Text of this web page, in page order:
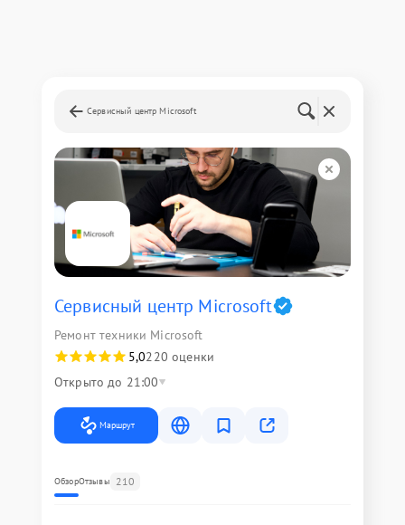
Сервисный центр Microsoft
Сервисный центр Microsoft
Ремонт техники Microsoft
5,0220 оценки
Открыто до 21:00
Маршрут
ОбзорОтзывы 210